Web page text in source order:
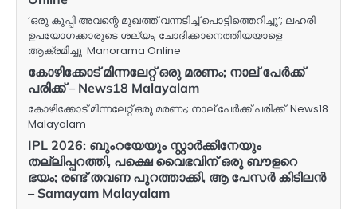
‘ഒരു കുപ്പി അവന്റെ മുഖത്ത് വന്നടിച്ച് പൊട്ടിത്തെറിച്ചു’; ലഹരി
ഉപയോഗക്കാരുടെ ശല്യം, ചോദിക്കാനെത്തിയയാളെ
ആക്രമിച്ചു Manorama Online
കോഴിക്കോട് മിന്നലേറ്റ് ഒരു മരണം; നാല് പേർക്ക്
പരിക്ക് – News18 Malayalam
കോഴിക്കോട് മിന്നലേറ്റ് ഒരു മരണം; നാല് പേർക്ക് പരിക്ക് News18
Malayalam
IPL 2026: ബുംറയേയും സ്റ്റാർക്കിനേയും
തല്ലിപ്പറത്തി, പക്ഷെ വെെഭവിന് ഒരു ബൗളറെ
ഭയം; രണ്ട് തവണ പുറത്താക്കി, ആ പേസർ കിടിലൻ
– Samayam Malayalam